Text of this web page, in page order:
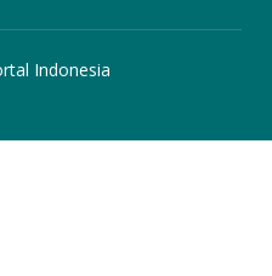
Indonesia